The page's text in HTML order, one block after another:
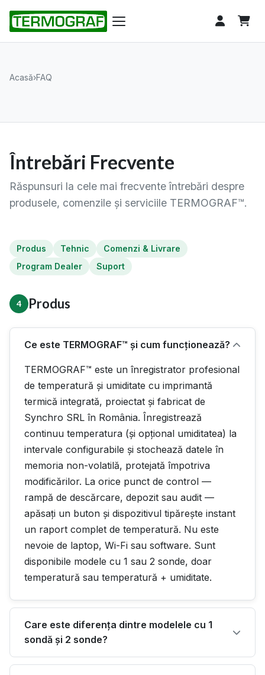
Acasă›FAQ
Întrebări Frecvente
Răspunsuri la cele mai frecvente întrebări despre
produsele, comenzile și serviciile TERMOGRAF™.
Produs Tehnic
Comenzi & Livrare
Program Dealer
Suport
4 Produs
Ce este TERMOGRAF™ și cum funcționează?
TERMOGRAF™ este un înregistrator profesional
de temperatură și umiditate cu imprimantă
termică integrată, proiectat și fabricat de
Synchro SRL în România. Înregistrează
continuu temperatura (și opțional umiditatea) la
intervale configurabile și stochează datele în
memoria non-volatilă, protejată împotriva
modificărilor. La orice punct de control —
rampă de descărcare, depozit sau audit —
apăsați un buton și dispozitivul tipărește instant
un raport complet de temperatură. Nu este
nevoie de laptop, Wi-Fi sau software. Sunt
disponibile modele cu 1 sau 2 sonde, doar
temperatură sau temperatură + umiditate.
Care este diferența dintre modelele cu 1
sondă și 2 sonde?